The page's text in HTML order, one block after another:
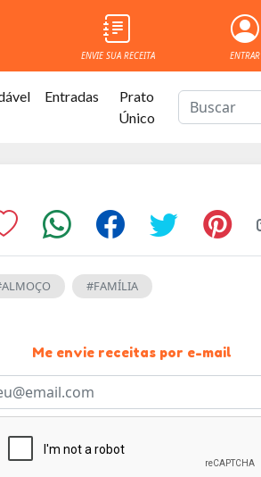
ENVIE SUA RECEITA ENTRAR
Entradas
Prato
Único
#FAMÍLIA
Me envie receitas por e-mail